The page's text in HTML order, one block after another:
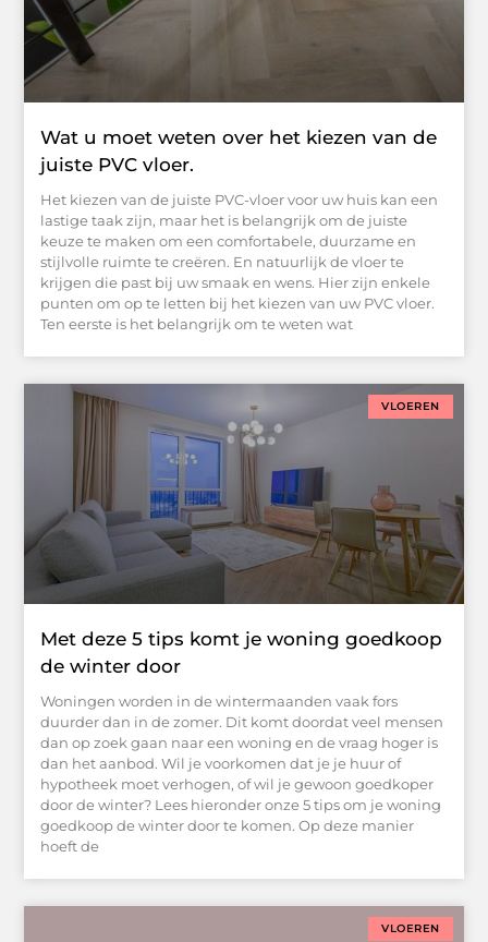
Wat u moet weten over het kiezen van de
juiste PVC vloer.
Het kiezen van de juiste PVC-vloer voor uw huis kan een
lastige taak zijn, maar het is belangrijk om de juiste
keuze te maken om een comfortabele, duurzame en
stijlvolle ruimte te creëren. En natuurlijk de vloer te
krijgen die past bij uw smaak en wens. Hier zijn enkele
punten om op te letten bij het kiezen van uw PVC vloer.
Ten eerste is het belangrijk om te weten wat
VLOEREN
Met deze 5 tips komt je woning goedkoop
de winter door
Woningen worden in de wintermaanden vaak fors
duurder dan in de zomer. Dit komt doordat veel mensen
dan op zoek gaan naar een woning en de vraag hoger is
dan het aanbod. Wil je voorkomen dat je je huur of
hypotheek moet verhogen, of wil je gewoon goedkoper
door de winter? Lees hieronder onze 5 tips om je woning
goedkoop de winter door te komen. Op deze manier
hoeft de
VLOEREN